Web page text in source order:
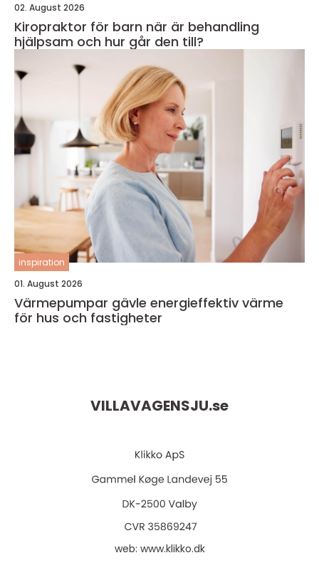
02. August 2026
Kiropraktor för barn när är behandling
hjälpsam och hur går den till?
inspiration
01. August 2026
Värmepumpar gävle energieffektiv värme
för hus och fastigheter
VILLAVAGENSJU.se
web: www.klikko.dk